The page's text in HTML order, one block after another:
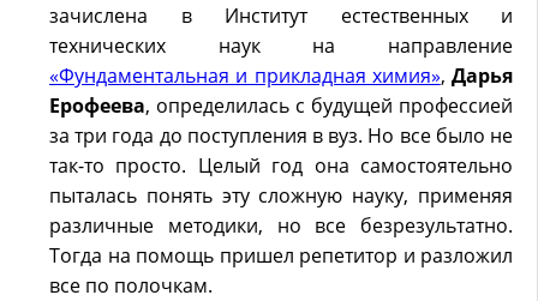
зачислена в Институт естественных и
технических наук на направление
«Фундаментальная и прикладная химия», Дарья
Ерофеева, определилась с будущей профессией
за три года до поступления в вуз. Но все было не
так-то просто. Целый год она самостоятельно
пыталась понять эту сложную науку, применяя
различные методики, но все безрезультатно.
Тогда на помощь пришел репетитор и разложил
все по полочкам.